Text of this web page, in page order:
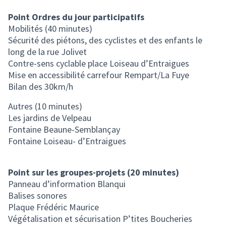
Point Ordres du jour participatifs
Mobilités (40 minutes)
Sécurité des piétons, des cyclistes et des enfants le
long de la rue Jolivet
Contre-sens cyclable place Loiseau d’Entraigues
Mise en accessibilité carrefour Rempart/La Fuye
Bilan des 30km/h
Autres (10 minutes)
Les jardins de Velpeau
Fontaine Beaune-Semblançay
Fontaine Loiseau- d’Entraigues
Point sur les groupes-projets (20 minutes)
Panneau d’information Blanqui
Balises sonores
Plaque Frédéric Maurice
Végétalisation et sécurisation P’tites Boucheries